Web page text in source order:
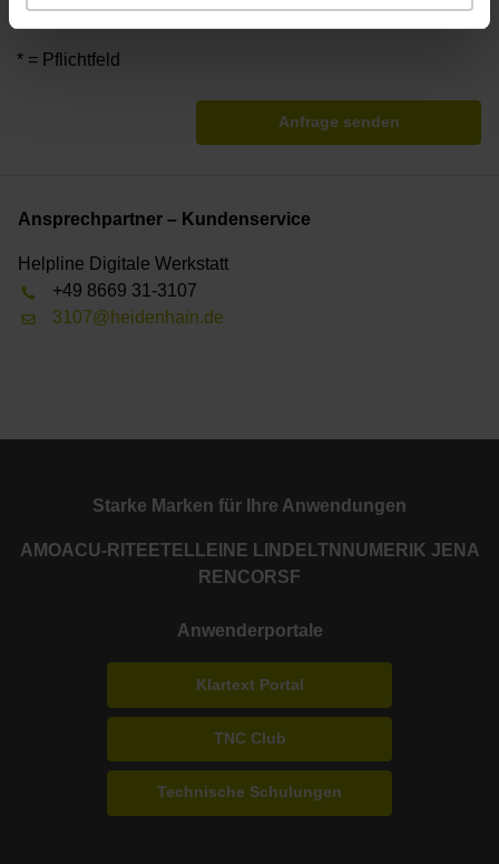
zukommen.
* = Pflichtfeld
Anfrage senden
Ansprechpartner – Kundenservice
Helpline Digitale Werkstatt
+49 8669 31-3107
3107@heidenhain.de
Starke Marken für Ihre Anwendungen
AMOACU-RITE ETEL LEINE LINDE LTN NUMERIK JENA
RENCORSF
Anwenderportale
Klartext Portal
TNC Club
Technische Schulungen